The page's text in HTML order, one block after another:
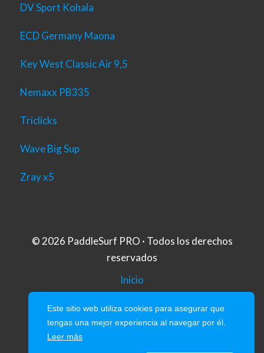
DV Sport Kohala
ECD Germany Maona
Key West Classic Air 9,5
Nemaxx PB335
Triclicks
Wave Big Sup
Zray x5
© 2026 PaddleSurf PRO · Todos los derechos
reservados
Inicio
Politica de Privacidad
Este sitio web utiliza cookies para asegurar que
tengas una mejor experiencia al navegar por él.
Leer más